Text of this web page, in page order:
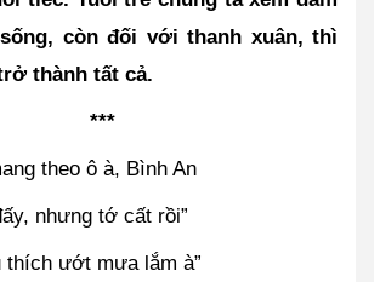
còn đối với thanh xuân, thì
thành tất cả.
***
theo ô à, Bình An
nhưng tớ cất rồi”
thích ướt mưa lắm à”